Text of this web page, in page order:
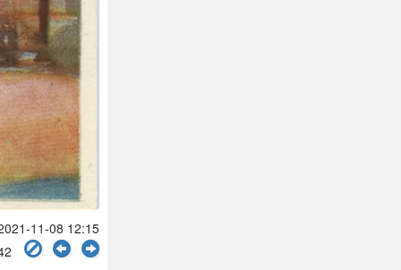
11-08 12:15